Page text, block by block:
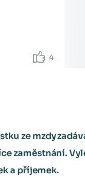
4
ze mzdy
zaměstnání.
a příjemek.